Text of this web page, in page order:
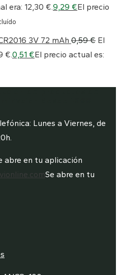
era: 12,30 €. 9,29 €El precio
3V 72 mAh 0,59€ El
€. 0,51 €El precio actual es:
Lunes a Viernes, de
abre en tu aplicación
Se abre en tu